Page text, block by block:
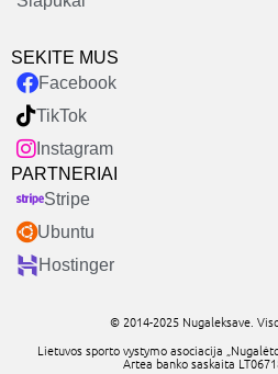
SEKITE MUS
Facebook
TikTok
Instagram
PARTNERIAI
Stripe
Ubuntu
Hostinger
© 2014-2025 Nugaleksave.
Lietuvos sporto vystymo asociacija
Artea banko saskaita